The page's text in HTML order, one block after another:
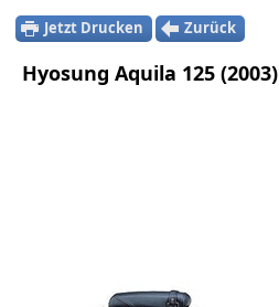
Jetzt Drucken Zurück
Hyosung Aquila 125 (2003)